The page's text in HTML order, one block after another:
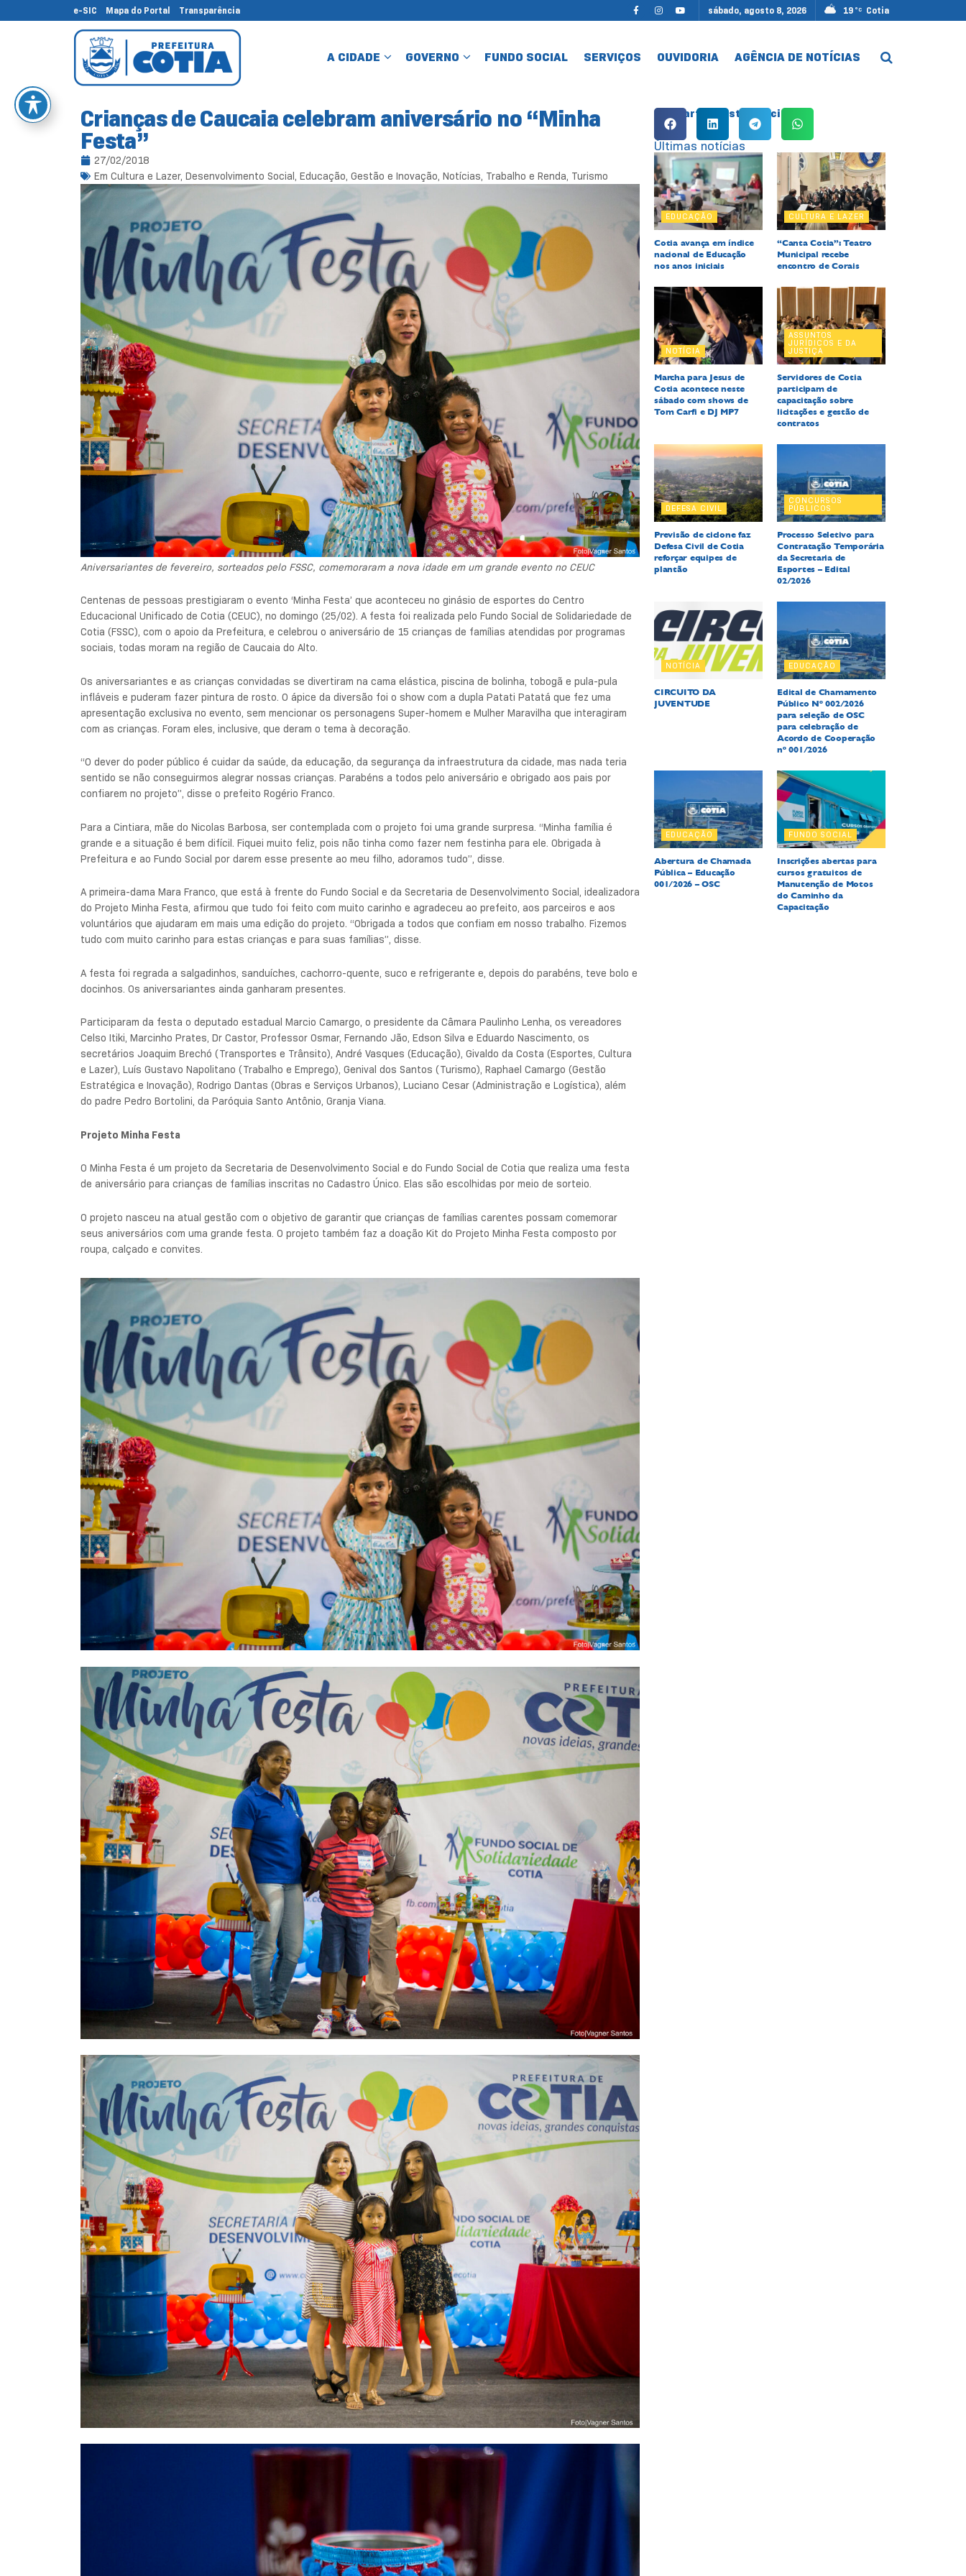
e-SIC Mapa do Portal Transparência sábado, agosto 8, 2026 19 °C Cotia
A CIDADE GOVERNO FUNDO SOCIAL SERVIÇOS OUVIDORIA AGÊNCIA DE NOTÍCIAS
Crianças de Caucaia celebram aniversário no “Minha
Festa”
27/02/2018
Em Cultura e Lazer, Desenvolvimento Social, Educação, Gestão e Inovação, Notícias, Trabalho e Renda, Turismo
Aniversariantes de fevereiro, sorteados pelo FSSC, comemoraram a nova idade em um grande evento no CEUC
Centenas de pessoas prestigiaram o evento ‘Minha Festa’ que aconteceu no ginásio de esportes do Centro
Educacional Unificado de Cotia (CEUC), no domingo (25/02). A festa foi realizada pelo Fundo Social de Solidariedade de
Cotia (FSSC), com o apoio da Prefeitura, e celebrou o aniversário de 15 crianças de famílias atendidas por programas
sociais, todas moram na região de Caucaia do Alto.
Os aniversariantes e as crianças convidadas se divertiram na cama elástica, piscina de bolinha, tobogã e pula-pula
infláveis e puderam fazer pintura de rosto. O ápice da diversão foi o show com a dupla Patati Patatá que fez uma
apresentação exclusiva no evento, sem mencionar os personagens Super-homem e Mulher Maravilha que interagiram
com as crianças. Foram eles, inclusive, que deram o tema à decoração.
“O dever do poder público é cuidar da saúde, da educação, da segurança da infraestrutura da cidade, mas nada teria
sentido se não conseguirmos alegrar nossas crianças. Parabéns a todos pelo aniversário e obrigado aos pais por
confiarem no projeto”, disse o prefeito Rogério Franco.
Para a Cintiara, mãe do Nicolas Barbosa, ser contemplada com o projeto foi uma grande surpresa. “Minha família é
grande e a situação é bem difícil. Fiquei muito feliz, pois não tinha como fazer nem festinha para ele. Obrigada à
Prefeitura e ao Fundo Social por darem esse presente ao meu filho, adoramos tudo”, disse.
A primeira-dama Mara Franco, que está à frente do Fundo Social e da Secretaria de Desenvolvimento Social, idealizadora
do Projeto Minha Festa, afirmou que tudo foi feito com muito carinho e agradeceu ao prefeito, aos parceiros e aos
voluntários que ajudaram em mais uma edição do projeto. “Obrigada a todos que confiam em nosso trabalho. Fizemos
tudo com muito carinho para estas crianças e para suas famílias”, disse.
A festa foi regrada a salgadinhos, sanduíches, cachorro-quente, suco e refrigerante e, depois do parabéns, teve bolo e
docinhos. Os aniversariantes ainda ganharam presentes.
Participaram da festa o deputado estadual Marcio Camargo, o presidente da Câmara Paulinho Lenha, os vereadores
Celso Itiki, Marcinho Prates, Dr Castor, Professor Osmar, Fernando Jão, Edson Silva e Eduardo Nascimento, os
secretários Joaquim Brechó (Transportes e Trânsito), André Vasques (Educação), Givaldo da Costa (Esportes, Cultura
e Lazer), Luís Gustavo Napolitano (Trabalho e Emprego), Genival dos Santos (Turismo), Raphael Camargo (Gestão
Estratégica e Inovação), Rodrigo Dantas (Obras e Serviços Urbanos), Luciano Cesar (Administração e Logística), além
do padre Pedro Bortolini, da Paróquia Santo Antônio, Granja Viana.
Projeto Minha Festa
O Minha Festa é um projeto da Secretaria de Desenvolvimento Social e do Fundo Social de Cotia que realiza uma festa
de aniversário para crianças de famílias inscritas no Cadastro Único. Elas são escolhidas por meio de sorteio.
O projeto nasceu na atual gestão com o objetivo de garantir que crianças de famílias carentes possam comemorar
seus aniversários com uma grande festa. O projeto também faz a doação Kit do Projeto Minha Festa composto por
roupa, calçado e convites.
Compartilhe esta notícia:
Últimas notícias
EDUCAÇÃO
Cotia avança em índice
nacional de Educação
nos anos iniciais
CULTURA E LAZER
“Canta Cotia”: Teatro
Municipal recebe
encontro de Corais
NOTÍCIA
Marcha para Jesus de
Cotia acontece neste
sábado com shows de
Tom Carfi e DJ MP7
ASSUNTOS
JURÍDICOS E DA
JUSTIÇA
Servidores de Cotia
participam de
capacitação sobre
licitações e gestão de
contratos
DEFESA CIVIL
Previsão de ciclone faz
Defesa Civil de Cotia
reforçar equipes de
plantão
CONCURSOS
PÚBLICOS
Processo Seletivo para
Contratação Temporária
da Secretaria de
Esportes – Edital
02/2026
NOTÍCIA
CIRCUITO DA
JUVENTUDE
EDUCAÇÃO
Edital de Chamamento
Público Nº 002/2026
para seleção de OSC
para celebração de
Acordo de Cooperação
nº 001/2026
EDUCAÇÃO
Abertura de Chamada
Pública – Educação
001/2026 – OSC
FUNDO SOCIAL
Inscrições abertas para
cursos gratuitos de
Manutenção de Motos
do Caminho da
Capacitação